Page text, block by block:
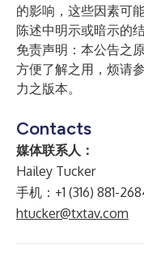
的影响，这些因素可
陈述中明示或暗示的
免责声明：本公告之
方便了解之用，烦请
力之版本。
Contacts
媒体联系人：
Hailey Tucker
手机：+1 (316) 881-
htucker@txtav.com